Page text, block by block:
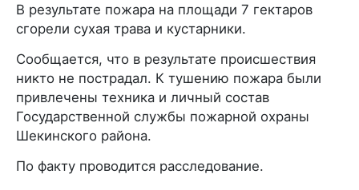
В результате пожара на площади 7 гектаров
сгорели сухая трава и кустарники.
Сообщается, что в результате происшествия
никто не пострадал. К тушению пожара были
привлечены техника и личный состав
Государственной службы пожарной охраны
Шекинского района.
По факту проводится расследование.